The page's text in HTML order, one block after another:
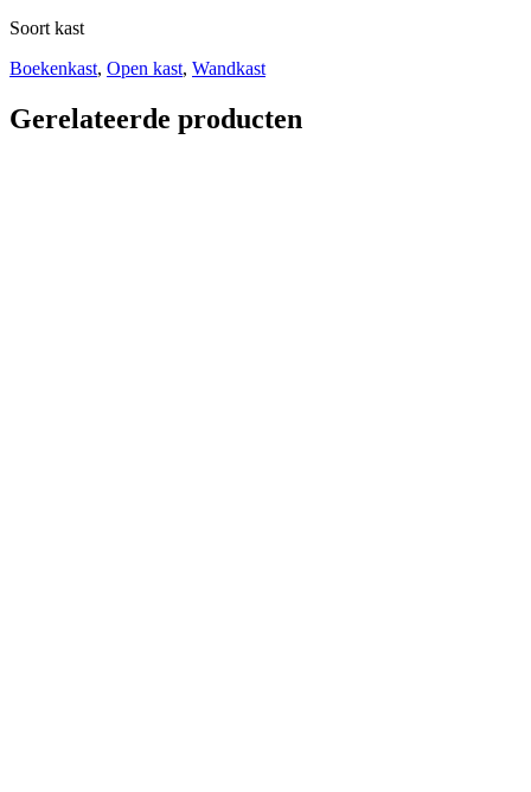
Soort kast
Boekenkast, Open kast, Wandkast
Gerelateerde producten